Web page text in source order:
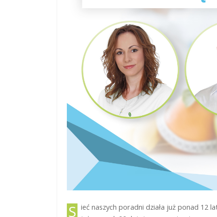
Sieć naszych poradni działa już ponad 12 lat a pierwszy zalążek pod jej fundament pzostał położony